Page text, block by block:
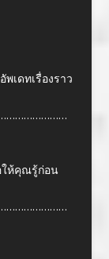
เดทเรื่องราว
ให้คุณรู้ก่อน